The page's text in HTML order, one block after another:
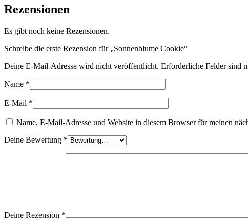
Rezensionen
Es gibt noch keine Rezensionen.
Schreibe die erste Rezension für „Sonnenblume Cookie“
Deine E-Mail-Adresse wird nicht veröffentlicht. Erforderliche Felder sind
Name *
E-Mail *
Name, E-Mail-Adresse und Website in diesem Browser für meinen
Deine Bewertung *
Deine Rezension *